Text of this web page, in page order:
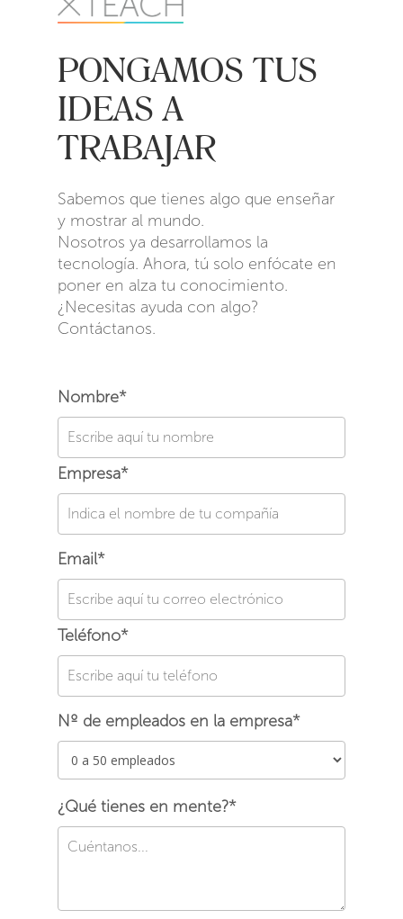
PONGAMOS TUS
IDEAS A
TRABAJAR
Sabemos que tienes algo que enseñar
y mostrar al mundo.
Nosotros ya desarrollamos la
tecnología. Ahora, tú solo enfócate en
poner en alza tu conocimiento.
¿Necesitas ayuda con algo?
Contáctanos.
Nombre*
Empresa*
Email*
Teléfono*
Nº de empleados en la empresa*
¿Qué tienes en mente?*